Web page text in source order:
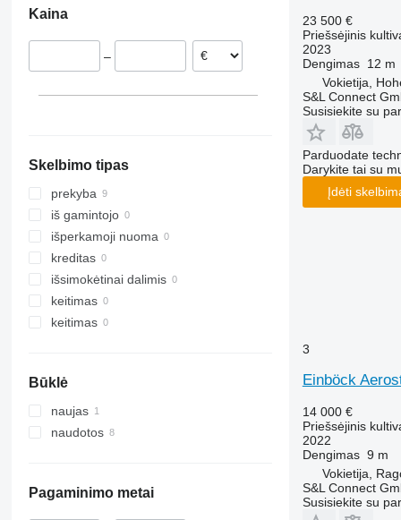
Kaina
–
Skelbimo tipas
prekyba
iš gamintojo
išperkamoji nuoma
kreditas
išsimokėtinai dalimis
keitimas
keitimas
Būklė
naujas
naudotos
Pagaminimo metai
23 500 €
Priešsėjinis
2023
Dengimas 12 m
Vokietija,
S&L Connect
Susisiekite su
Parduodate
Darykite tai su
Įdėti
3
Einböck
14 000 €
Priešsėjinis
2022
Dengimas 9 m
Vokietija,
S&L Connect
Susisiekite su